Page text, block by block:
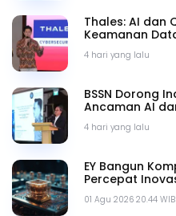
4 hari yang lalu
Thales: AI dan
Keamanan
4 hari yang lalu
BSSN Dorong
Ancaman AI
01 Agu 2026 20.44 WIB
EY Bangun
Percepat